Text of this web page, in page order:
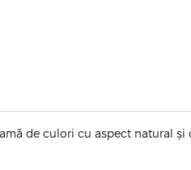
de culori cu aspect natural